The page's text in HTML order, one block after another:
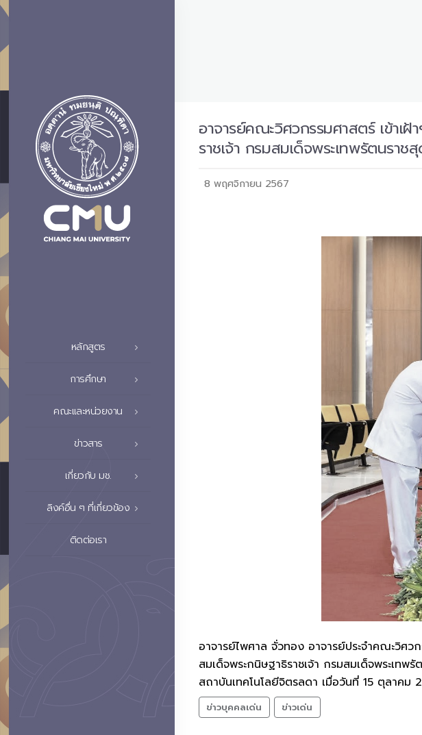
หลักสูตร
การศึกษา
คณะและหน่วยงาน
ข่าวสาร
เกี่ยวกับ มช.
ลิงค์อื่น ๆ ที่เกี่ยวข้อง
ติดต่อเรา
อาจารย์คณะวิศวกรรมศาสตร์ เข้าเ
ราชเจ้า กรมสมเด็จพระเทพรัตนรา
8 พฤศจิกายน 2567
อาจารย์ไพศาล จั่วทอง อาจารย์ประจำคณะวิศว
สมเด็จพระกนิษฐาธิราชเจ้า กรมสมเด็จพระเท
สถาบันเทคโนโลยีจิตรลดา เมื่อวันที่ 15 ตุลาค
ข่าวบุคคลเด่น ข่าวเด่น